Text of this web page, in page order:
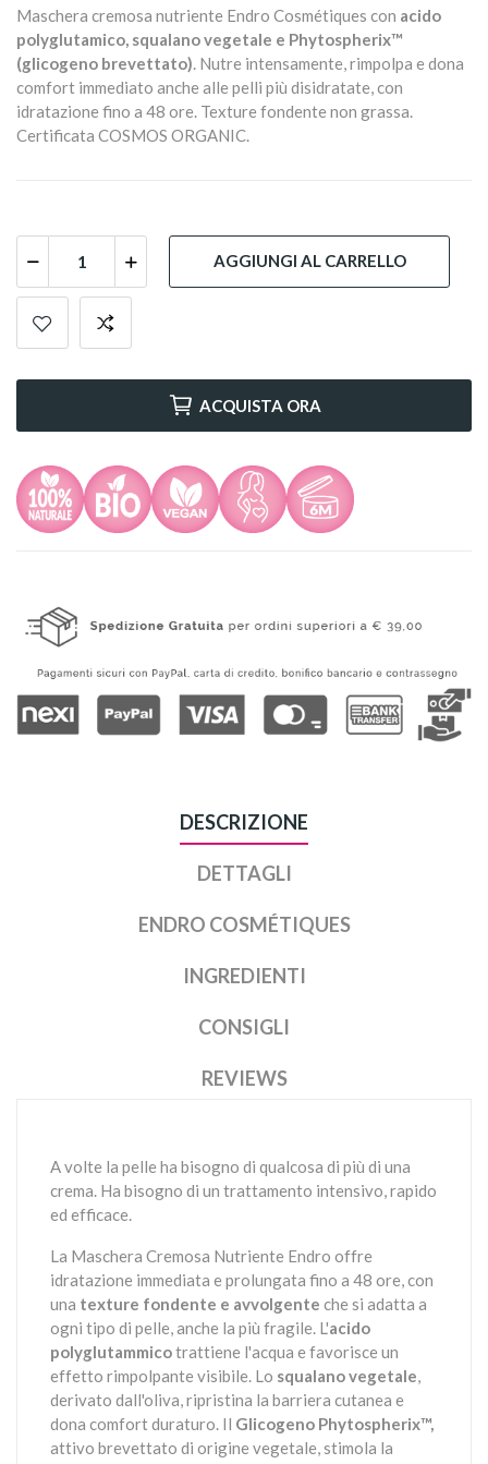
Maschera cremosa nutriente Endro Cosmétiques con acido
polyglutamico, squalano vegetale e Phytospherix™
(glicogeno brevettato). Nutre intensamente, rimpolpa e dona
comfort immediato anche alle pelli più disidratate, con
idratazione fino a 48 ore. Texture fondente non grassa.
Certificata COSMOS ORGANIC.
AGGIUNGI AL CARRELLO
ACQUISTA ORA
DESCRIZIONE
DETTAGLI
ENDRO COSMÉTIQUES
INGREDIENTI
CONSIGLI
REVIEWS
A volte la pelle ha bisogno di qualcosa di più di una
crema. Ha bisogno di un trattamento intensivo, rapido
ed efficace.
La Maschera Cremosa Nutriente Endro offre
idratazione immediata e prolungata fino a 48 ore, con
una texture fondente e avvolgente che si adatta a
ogni tipo di pelle, anche la più fragile. L'acido
polyglutammicotrattiene l'acqua e favorisce un
effetto rimpolpante visibile. Lo squalano vegetale,
derivato dall'oliva, ripristina la barriera cutanea e
dona comfort duraturo. Il Glicogeno Phytospherix™,
attivo brevettato di origine vegetale, stimola la